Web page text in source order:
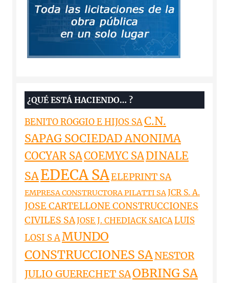
¿QUÉ ESTÁ HACIENDO… ?
BENITO ROGGIO E HIJOS SAC.N.
SAPAG SOCIEDAD ANONIMA
COCYAR SACOEMYC SADINALE
SAEDECA SAELEPRINT SA
EMPRESA CONSTRUCTORA PILATTI SAJCR S. A.
JOSE CARTELLONE CONSTRUCCIONES
CIVILES SAJOSE J. CHEDIACK SAICALUIS
LOSI S AMUNDO
CONSTRUCCIONES SANESTOR
JULIO GUERECHET SAOBRING SA